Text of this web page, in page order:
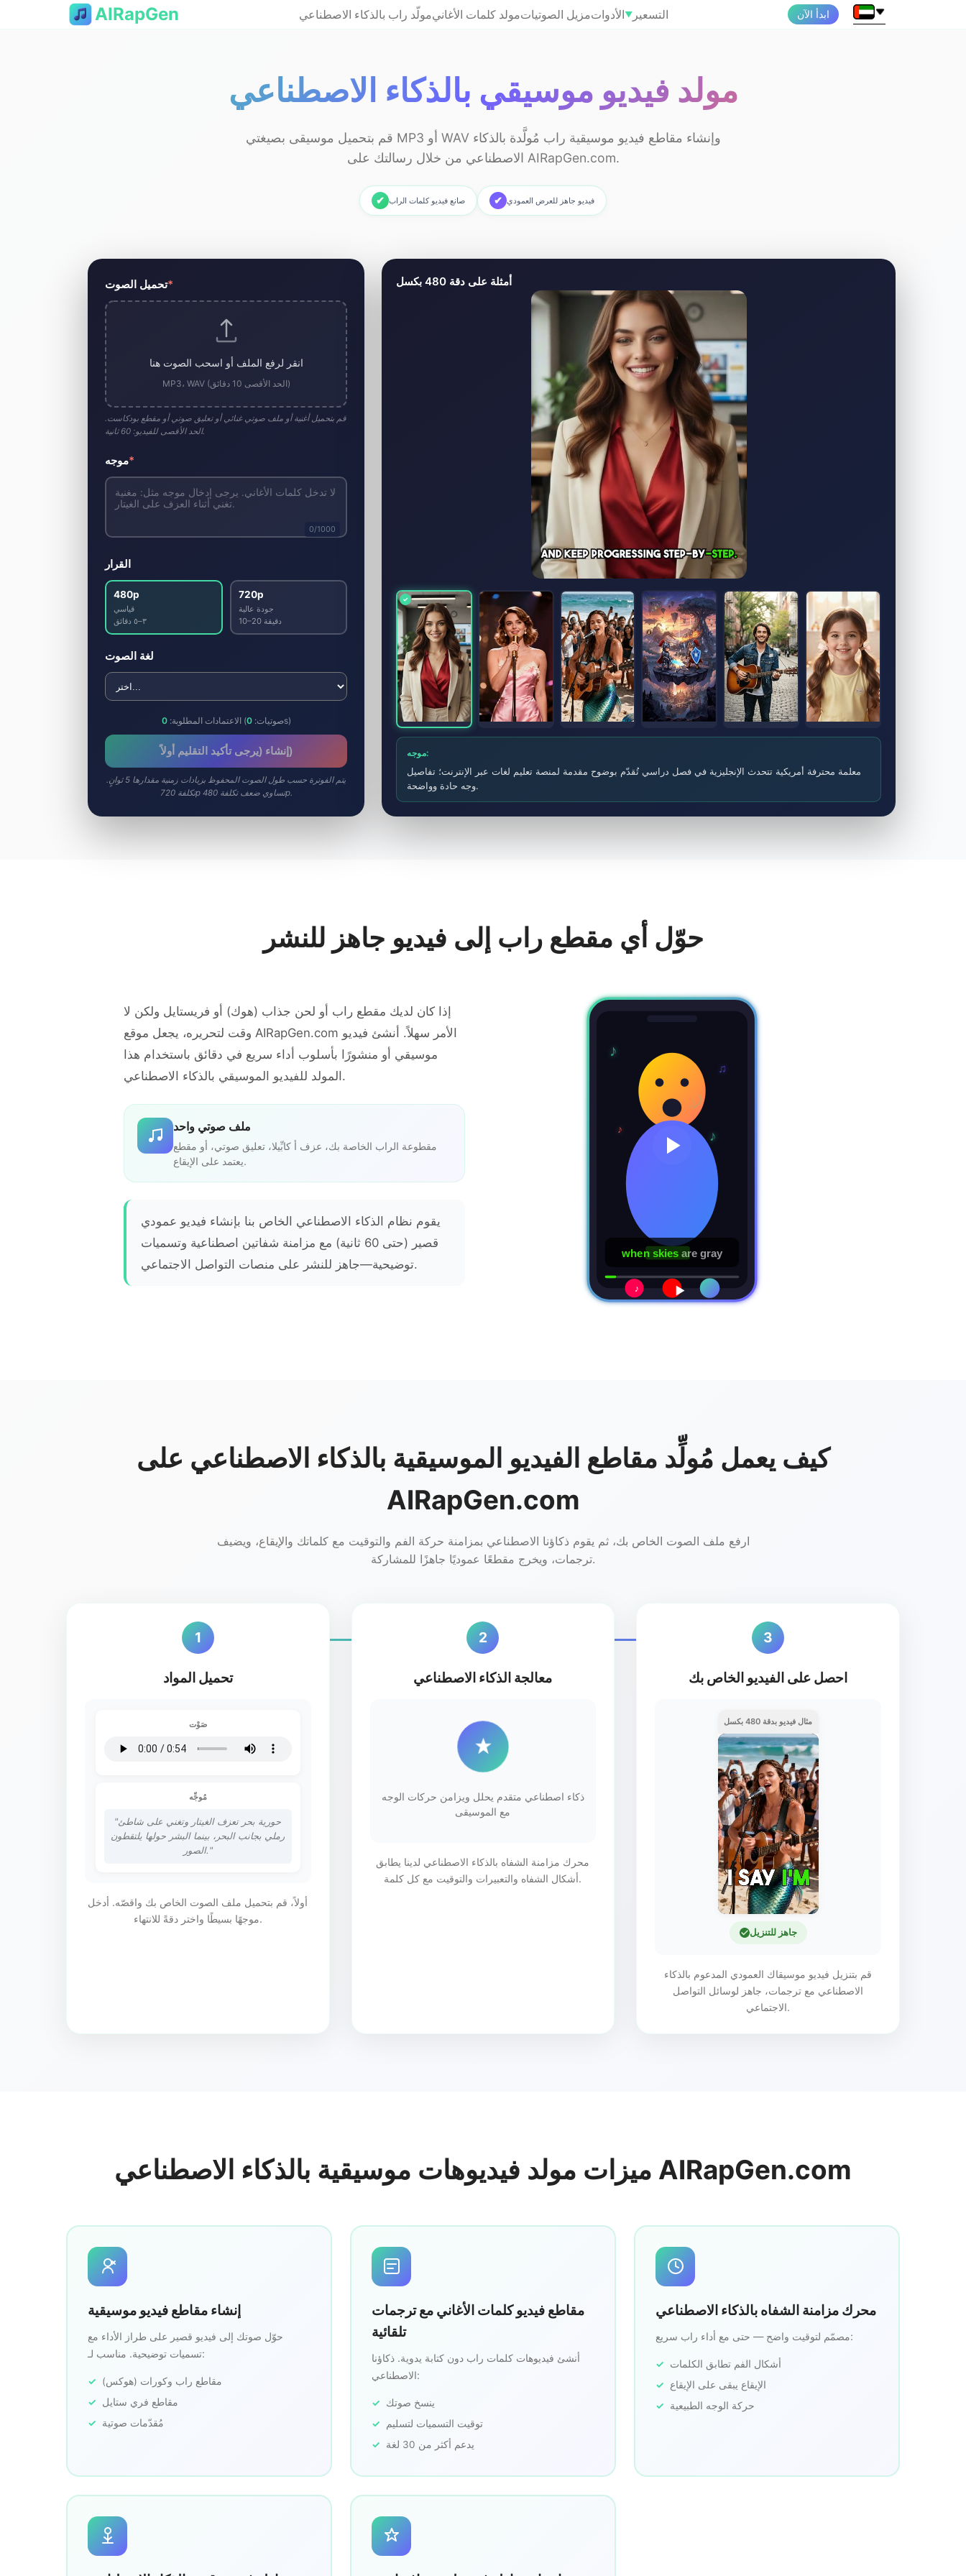
AIRapGen مولّد راب بالذكاء الاصطناعيمولد كلمات الأغانيمزيل الصوتياتالأدوات▼التسعير ابدأ الآن
مولد فيديو موسيقي بالذكاء الاصطناعي
قم بتحميل موسيقى بصيغتي MP3 أو WAV وإنشاء مقاطع فيديو موسيقية راب مُولَّدة بالذكاء
الاصطناعي من خلال رسالتك على AIRapGen.com.
✔ صانع فيديو كلمات الراب ✔ فيديو جاهز للعرض العمودي
مولد فيديو موسيقي بالذكاء الاصطناعي
تحميل الصوت*
انقر لرفع الملف أو اسحب الصوت هنا
MP3، WAV (الحد الأقصى 10 دقائق)
قم بتحميل أغنية أو ملف صوتي غنائي أو تعليق صوتي أو مقطع بودكاست.
الحد الأقصى للفيديو: 60 ثانية.
موجه*
0/1000
القرار
480p
قياسي
٣–٥ دقائق
720p
جودة عالية
10–20 دقيقة
لغة الصوت
الاعتمادات المطلوبة:0 (صوتيات:0 s)
إنشاء (يرجى تأكيد التقليم أولاً)
يتم الفوترة حسب طول الصوت المحفوظ بزيادات زمنية مقدارها 5 ثوانٍ.
تكلفة 720p تساوي ضعف تكلفة 480p.
أمثلة على دقة 480 بكسل
موجه:
معلمة محترفة أمريكية تتحدث الإنجليزية في فصل دراسي تُقدّم بوضوح مقدمة لمنصة تعليم لغات عبر الإنترنت؛ تفاصيل
وجه حادة وواضحة.
حوّل أي مقطع راب إلى فيديو جاهز للنشر
إذا كان لديك مقطع راب أو لحن جذاب (هوك) أو فريستايل ولكن لا
وقت لتحريره، يجعل موقع AIRapGen.com الأمر سهلاً. أنشئ فيديو
موسيقي أو منشورًا بأسلوب أداء سريع في دقائق باستخدام هذا
المولد للفيديو الموسيقي بالذكاء الاصطناعي.
ملف صوتي واحد
مقطوعة الراب الخاصة بك، عزف أ كابِّيلا، تعليق صوتي، أو مقطع
يعتمد على الإيقاع.
يقوم نظام الذكاء الاصطناعي الخاص بنا بإنشاء فيديو عمودي
قصير (حتى 60 ثانية) مع مزامنة شفاتين اصطناعية وتسميات
توضيحية—جاهز للنشر على منصات التواصل الاجتماعي.
♪
♪ ♪
when skiesare gray
♪
كيف يعمل مُولِّد مقاطع الفيديو الموسيقية بالذكاء الاصطناعي على
AIRapGen.com
ارفع ملف الصوت الخاص بك، ثم يقوم ذكاؤنا الاصطناعي بمزامنة حركة الفم والتوقيت مع كلماتك والإيقاع، ويضيف
ترجمات، ويخرج مقطعًا عموديًا جاهزًا للمشاركة.
1
تحميل المواد
صَوْت
مُوجِّه
"حورية بحر تعزف الغيتار وتغني على شاطئ
رملي بجانب البحر، بينما البشر حولها يلتقطون
الصور."
أولاً، قم بتحميل ملف الصوت الخاص بك واقصّه. أدخل
موجهًا بسيطًا واختر دقةً للانتهاء.
2
معالجة الذكاء الاصطناعي
ذكاء اصطناعي متقدم يحلل ويزامن حركات الوجه
مع الموسيقى
محرك مزامنة الشفاه بالذكاء الاصطناعي لدينا يطابق
أشكال الشفاه والتعبيرات والتوقيت مع كل كلمة.
3
احصل على الفيديو الخاص بك
مثال فيديو بدقة 480 بكسل
جاهز للتنزيل
قم بتنزيل فيديو موسيقاك العمودي المدعوم بالذكاء
الاصطناعي مع ترجمات، جاهز لوسائل التواصل
الاجتماعي.
ميزات مولد فيديوهات موسيقية بالذكاء الاصطناعي AIRapGen.com
إنشاء مقاطع فيديو موسيقية
حوّل صوتك إلى فيديو قصير على طراز الأداء مع
تسميات توضيحية. مناسب لـ:
مقاطع راب وكورات (هوكس)
مقاطع فري ستايل
مُقدّمات صوتية
مقاطع فيديو كلمات الأغاني مع ترجمات
تلقائية
أنشئ فيديوهات كلمات راب دون كتابة يدوية. ذكاؤنا
الاصطناعي:
ينسخ صوتك
توقيت التسميات لتسليم
يدعم أكثر من 30 لغة
محرك مزامنة الشفاه بالذكاء الاصطناعي
مصمّم لتوقيت واضح — حتى مع أداء راب سريع:
أشكال الفم تطابق الكلمات
الإيقاع يبقى على الإيقاع
حركة الوجه الطبيعية